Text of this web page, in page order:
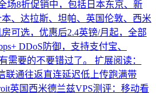
场8折促销中，包括日本东京、新
、达拉斯、坦帕、英国伦敦、西米
可选，优惠后2.4英镑/月起，全部
DDoS防御，支持支付宝、
需要的不要错过了。 扩展阅读：
联通往返直连延迟低上传跑满带
英国西米德兰兹VPS测评：移动看